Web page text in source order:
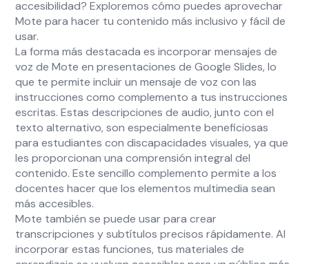
accesibilidad? Exploremos cómo puedes aprovechar
Mote para hacer tu contenido más inclusivo y fácil de
usar.
La forma más destacada es incorporar mensajes de
voz de Mote en presentaciones de Google Slides, lo
que te permite incluir un mensaje de voz con las
instrucciones como complemento a tus instrucciones
escritas. Estas descripciones de audio, junto con el
texto alternativo, son especialmente beneficiosas
para estudiantes con discapacidades visuales, ya que
les proporcionan una comprensión integral del
contenido. Este sencillo complemento permite a los
docentes hacer que los elementos multimedia sean
más accesibles.
Mote también se puede usar para crear
transcripciones y subtítulos precisos rápidamente. Al
incorporar estas funciones, tus materiales de